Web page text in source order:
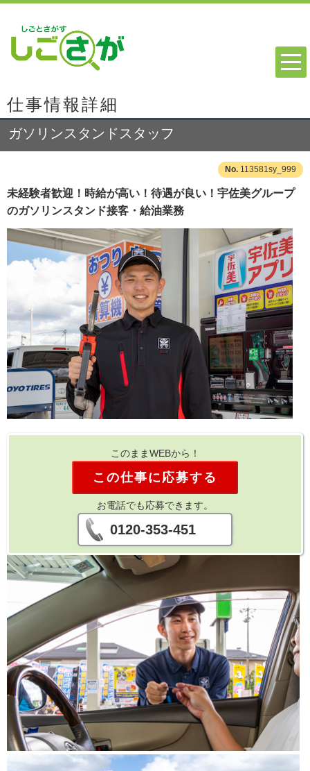
仕事情報詳細
ガソリンスタンドスタッフ
113581sy_999
未経験者歓迎！時給が高い！待遇が良い！宇佐美グループ
のガソリンスタンド接客・給油業務
このままWEBから！
この仕事に応募する
お電話でも応募できます。
0120-353-451